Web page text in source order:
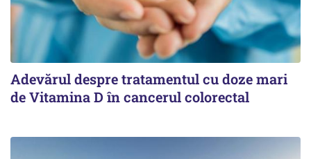
Adevărul despre tratamentul cu doze mari
de Vitamina D în cancerul colorectal